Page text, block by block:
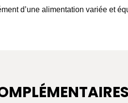
d’une alimentation variée et